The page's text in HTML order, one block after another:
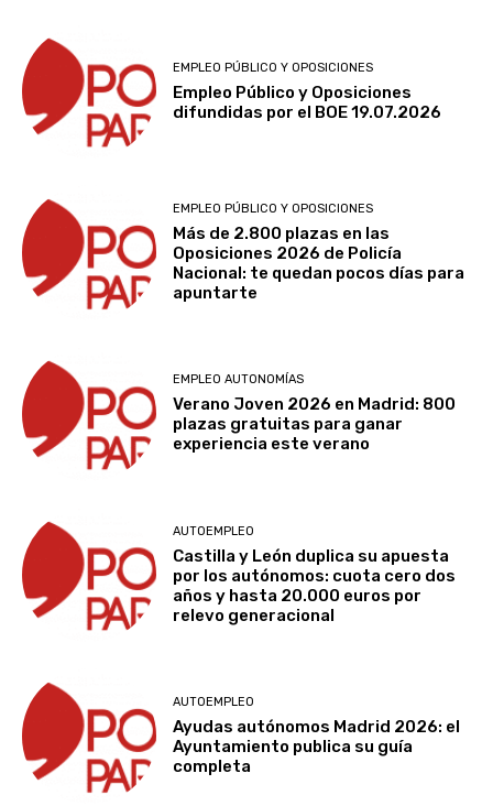
EMPLEO PÚBLICO Y OPOSICIONES
Empleo Público y Oposiciones
difundidas por el BOE 19.07.2026
EMPLEO PÚBLICO Y OPOSICIONES
Más de 2.800 plazas en las
Oposiciones 2026 de Policía
Nacional: te quedan pocos días para
apuntarte
EMPLEO AUTONOMÍAS
Verano Joven 2026 en Madrid: 800
plazas gratuitas para ganar
experiencia este verano
AUTOEMPLEO
Castilla y León duplica su apuesta
por los autónomos: cuota cero dos
años y hasta 20.000 euros por
relevo generacional
AUTOEMPLEO
Ayudas autónomos Madrid 2026: el
Ayuntamiento publica su guía
completa